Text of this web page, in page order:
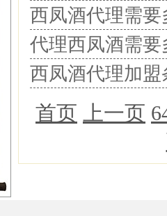
西凤酒代理需
代理西凤酒需要
西凤酒代理加
首页 上一页